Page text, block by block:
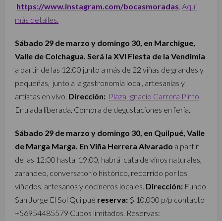
https://www.instagram.com/bocasmoradas. Aquí
más detalles.
Sábado 29 de marzo y domingo 30, en Marchigue,
Valle de Colchagua. Será la XVI Fiesta de la Vendimia
a partir de las 12:00 junto a más de 22 viñas de grandes y
pequeñas, junto a la gastronomía local, artesanías y
artistas en vivo. Dirección: Plaza Ignacio Carrera Pinto.
Entrada liberada. Compra de degustaciones en feria.
Sábado 29 de marzo y domingo 30, en Quilpué, Valle
de Marga Marga. En Viña Herrera Alvarado a partir
de las 12:00 hasta 19:00, habrá cata de vinos naturales,
zarandeo, conversatorio histórico, recorrido por los
viñedos, artesanos y cocineros locales. Dirección: Fundo
San Jorge El Sol Quilpué reserva: $ 10.000 p/p contacto
+56954485579 Cupos limitados. Reservas: